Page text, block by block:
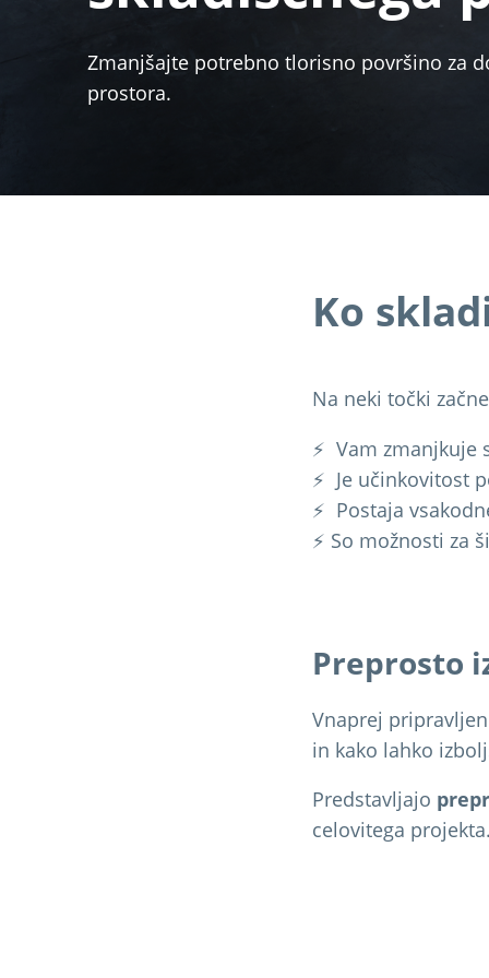
Zmanjšajte potrebno tlorisno površino za
prostora.
Ko
Na neki točki
⚡ Vam zmanjkuje
⚡ Je učinkovitost
⚡ Postaja
⚡ So možnosti za
Preprosto
Vnaprej
in kako lahko
Predstavljajo
celovitega